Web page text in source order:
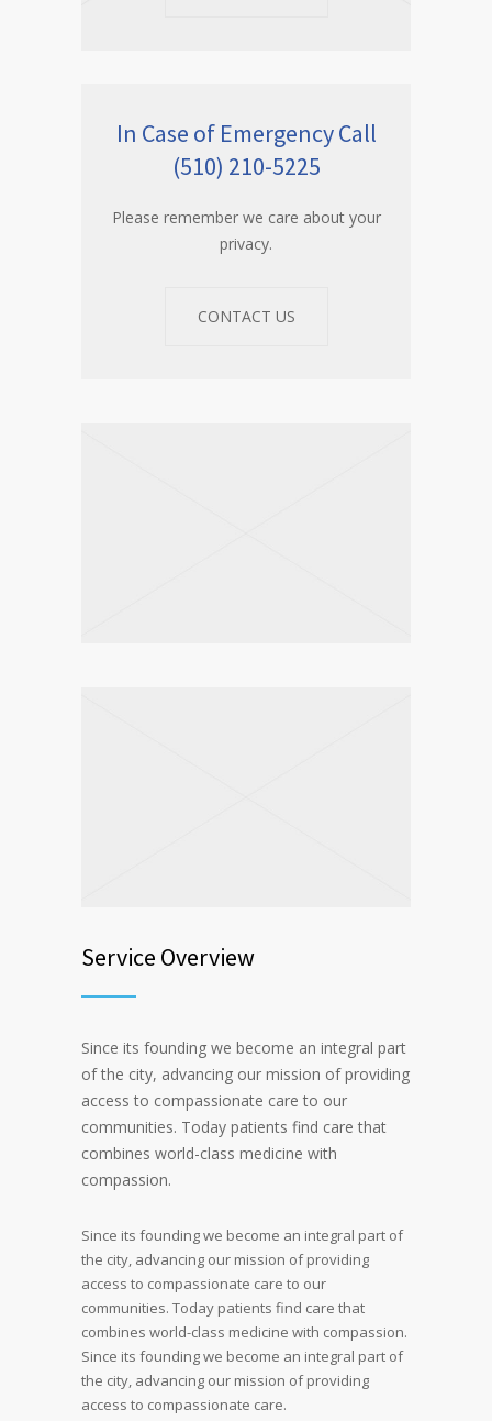
In Case of Emergency Call
(510) 210-5225
Please remember we care about your
privacy.
CONTACT US
Service Overview
Since its founding we become an integral part
of the city, advancing our mission of providing
access to compassionate care to our
communities. Today patients find care that
combines world-class medicine with
compassion.
Since its founding we become an integral part of
the city, advancing our mission of providing
access to compassionate care to our
communities. Today patients find care that
combines world-class medicine with compassion.
Since its founding we become an integral part of
the city, advancing our mission of providing
access to compassionate care.